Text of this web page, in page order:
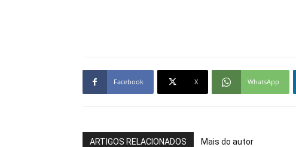
Facebook X WhatsApp
ARTIGOS RELACIONADOS Mais do autor